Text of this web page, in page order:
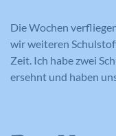
Die Wochen
wir weiteren
Zeit. Ich habe zwei
ersehnt und haben